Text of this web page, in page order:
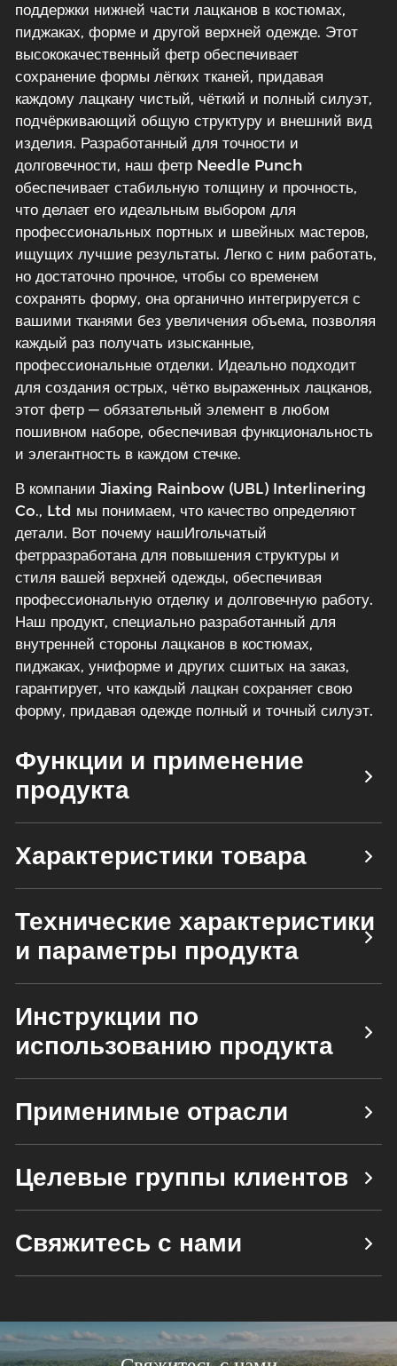
поддержки нижней части лацканов в костюмах,
пиджаках, форме и другой верхней одежде. Этот
высококачественный фетр обеспечивает
сохранение формы лёгких тканей, придавая
каждому лацкану чистый, чёткий и полный силуэт,
подчёркивающий общую структуру и внешний вид
изделия. Разработанный для точности и
долговечности, наш фетр Needle Punch
обеспечивает стабильную толщину и прочность,
что делает его идеальным выбором для
профессиональных портных и швейных мастеров,
ищущих лучшие результаты. Легко с ним работать,
но достаточно прочное, чтобы со временем
сохранять форму, она органично интегрируется с
вашими тканями без увеличения объема, позволяя
каждый раз получать изысканные,
профессиональные отделки. Идеально подходит
для создания острых, чётко выраженных лацканов,
этот фетр — обязательный элемент в любом
пошивном наборе, обеспечивая функциональность
и элегантность в каждом стечке.
В компании Jiaxing Rainbow (UBL) Interlinering
Co., Ltd мы понимаем, что качество определяют
детали. Вот почему нашИгольчатый
фетрразработана для повышения структуры и
стиля вашей верхней одежды, обеспечивая
профессиональную отделку и долговечную работу.
Наш продукт, специально разработанный для
внутренней стороны лацканов в костюмах,
пиджаках, униформе и других сшитых на заказ,
гарантирует, что каждый лацкан сохраняет свою
форму, придавая одежде полный и точный силуэт.
Функции и применение
продукта
Характеристики товара
Технические характеристики
и параметры продукта
Инструкции по
использованию продукта
Применимые отрасли
Целевые группы клиентов
Свяжитесь с нами